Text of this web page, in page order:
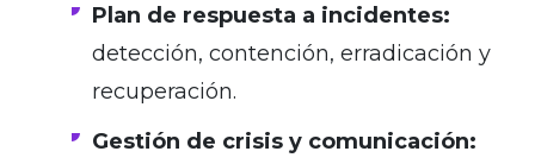
Plan de respuesta a incidentes:
detección, contención, erradicación y
recuperación.
Gestión de crisis y comunicación: